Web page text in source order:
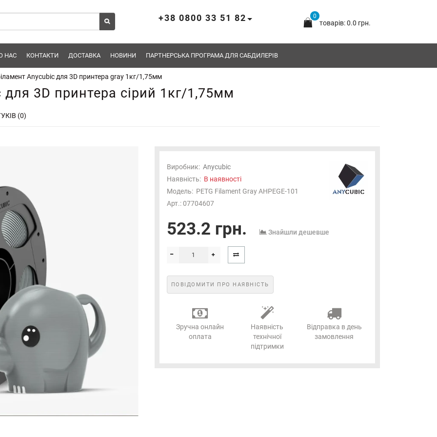
0
товарів: 0.0 грн.
+38 0800 33 51 82
НАС КОНТАКТИ ДОСТАВКА НОВИНИ ПАРТНЕРСЬКА ПРОГРАМА ДЛЯ САБДИЛЕРІВ
Anycubic для 3D принтера gray 1кг/1,75мм
3D принтера сірий 1кг/1,75мм
(0)
Виробник: Anycubic
Наявність: В наявності
Модель: PETG Filament Gray AHPEGE-101
Арт.: 07704607
523.2 грн. Знайшли дешевше
ПОВІДОМИТИ ПРО НАЯВНІСТЬ
Зручна онлайн
оплата
Наявність
технічної
підтримки
Відправка в день
замовлення